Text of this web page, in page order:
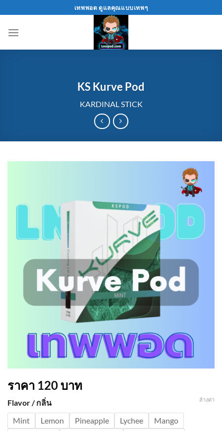
to
content
เทพพอต ดูแลคุณแบบเทพๆ
KS Kurve Pod
KARDINAL STICK
ราคา 120 บาท
Flavor / กลิ่น
Mint
Lemon Pineapple Lychee
Mango
ล้างค่า